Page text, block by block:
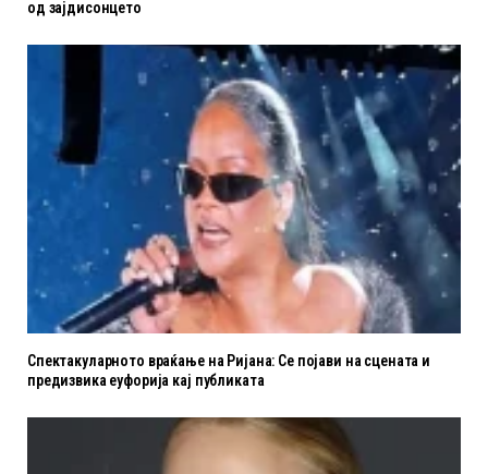
од зајдисонцето
Спектакуларното враќање на Ријана: Се појави на сцената и
предизвика еуфорија кај публиката